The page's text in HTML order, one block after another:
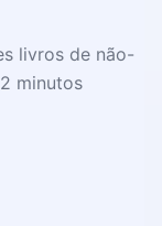
livros de não-
minutos